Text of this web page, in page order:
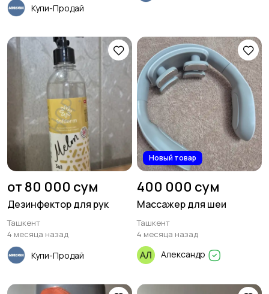
Купи-Продай
от 80 000 сум
Дезинфектор для рук
Ташкент
4 месяца назад
Купи-Продай
Новый товар
400 000 сум
Массажер для шеи
Ташкент
4 месяца назад
Александр